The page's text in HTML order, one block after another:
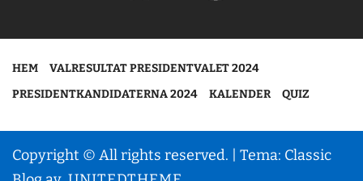
HEM
VALRESULTAT PRESIDENTVALET 2024
PRESIDENTKANDIDATERNA 2024
KALENDER QUIZ
Copyright © All rights reserved.
Tema: Classic